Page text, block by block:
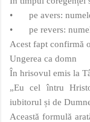
•
pe avers:
•
pe revers:
Acest fapt confirmă
Ungerea ca domn
În hrisovul emis la
„Eu cel întru
iubitorul și de
Această formulă